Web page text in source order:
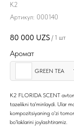
K2
Артикул: 000140
80 000 UZS / 1 шт
Аромат
GREEN TEA
K2 FLORIDA SCENT
tazelikni ta'minlaydi. Ular
kompozitsiyaning o'zi
bo'laklarini joylashtiramiz.